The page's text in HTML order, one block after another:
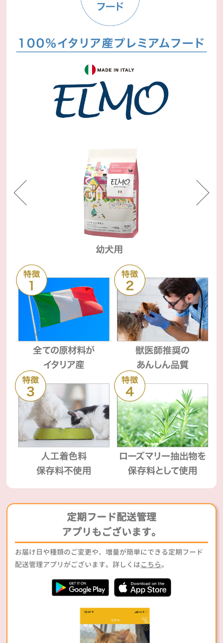
定期フード配送管理
アプリもございます。
お届け日や種類のご変更や、増量が簡単にできる定期フード
配送管理アプリがございます。詳しくはこちら。